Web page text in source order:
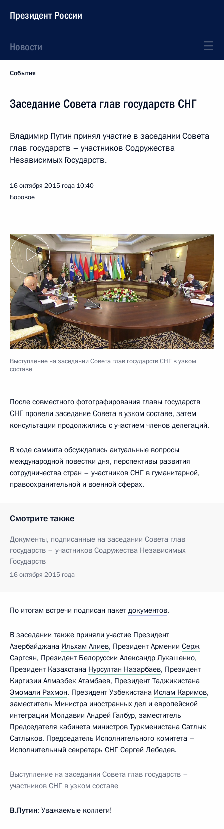
Президент России
Новости
События
Заседание Совета глав государств СНГ
Владимир Путин принял участие в заседании Совета
глав государств – участников Содружества
Независимых Государств.
16 октября 2015 года 10:40
Боровое
Выступление на заседании Совета глав государств СНГ в узком
составе
После совместного фотографирования главы государств
СНГ провели заседание Совета в узком составе, затем
консультации продолжились с участием членов делегаций.
В ходе саммита обсуждались актуальные вопросы
международной повестки дня, перспективы развития
сотрудничества стран – участников СНГ в гуманитарной,
правоохранительной и военной сферах.
Смотрите также
Документы, подписанные на заседании Совета глав
государств – участников Содружества Независимых
Государств
16 октября 2015 года
По итогам встречи подписан пакет документов.
В заседании также приняли участие Президент
Азербайджана Ильхам Алиев, Президент Армении Серж
Саргсян, Президент Белоруссии Александр Лукашенко,
Президент Казахстана Нурсултан Назарбаев, Президент
Киргизии Алмазбек Атамбаев, Президент Таджикистана
Эмомали Рахмон, Президент Узбекистана Ислам Каримов,
заместитель Министра иностранных дел и европейской
интеграции Молдавии Андрей Галбур, заместитель
Председателя кабинета министров Туркменистана Сатлык
Сатлыков, Председатель Исполнительного комитета –
Исполнительный секретарь СНГ Сергей Лебедев.
Выступление на заседании Совета глав государств –
участников СНГ в узком составе
В.Путин: Уважаемые коллеги!